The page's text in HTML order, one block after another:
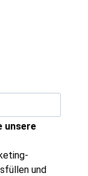
unsere
und